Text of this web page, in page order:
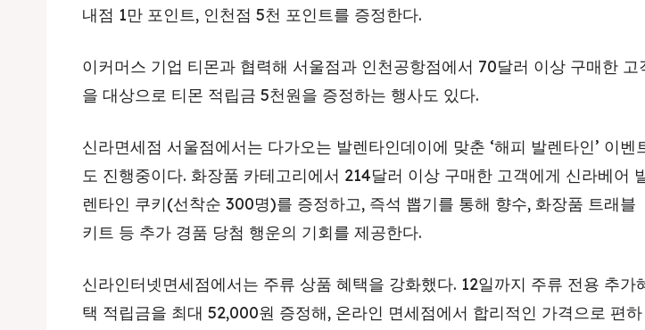
내점 1만 포인트, 인천점 5천 포인트를 증정한다.
이커머스 기업 티몬과 협력해 서울점과 인천공항점에서 70달러 이상 구매한 고
을 대상으로 티몬 적립금 5천원을 증정하는 행사도 있다.
신라면세점 서울점에서는 다가오는 발렌타인데이에 맞춘 ‘해피 발렌타인’ 이벤
도 진행중이다. 화장품 카테고리에서 214달러 이상 구매한 고객에게 신라베어
렌타인 쿠키(선착순 300명)를 증정하고, 즉석 뽑기를 통해 향수, 화장품 트래블
키트 등 추가 경품 당첨 행운의 기회를 제공한다.
신라인터넷면세점에서는 주류 상품 혜택을 강화했다. 12일까지 주류 전용 추가
택 적립금을 최대 52,000원 증정해, 온라인 면세점에서 합리적인 가격으로 편하